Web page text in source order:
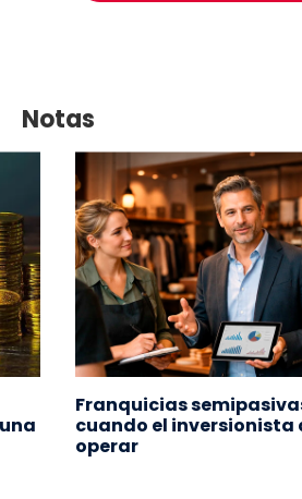
Notas
Franquicias
cuando el inversionista
operar